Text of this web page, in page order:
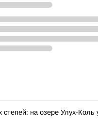
степей: на озере Улух-